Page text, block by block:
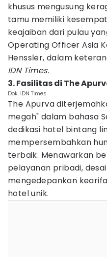
khusus mengusung
tamu memiliki
keajaiban dari pulau
Operating Officer Asia
Henssler, dalam
IDN Times.
3. Fasilitas di The
Dok. IDN Times
The Apurva
megah" dalam bahasa
dedikasi hotel bintang
mempersembahkan
terbaik. Menawarkan
pelayanan pribadi,
mengedepankan
hotel unik.